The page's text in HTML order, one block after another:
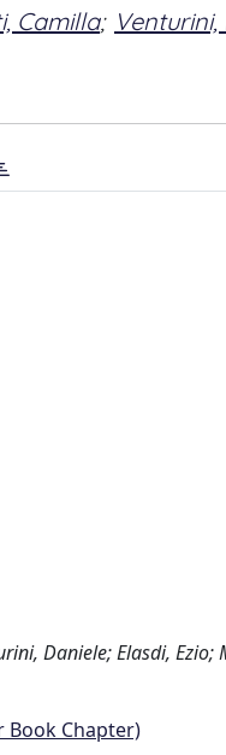
Camilla;
Daniele; Elasdi, Ezio;
Book Chapter)